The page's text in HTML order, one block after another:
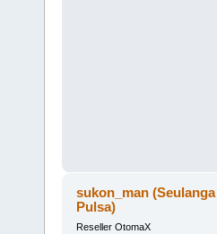
sukon_man (Seulanga
Pulsa)
Reseller OtomaX